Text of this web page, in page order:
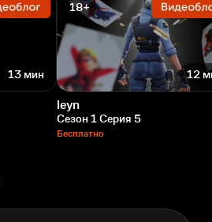
13 мин
18+
12
leyn
Сезон 1 Серия 5
Бесплатно